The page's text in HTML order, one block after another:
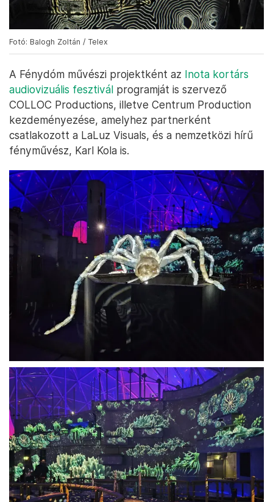
Fotó: Balogh Zoltán / Telex
A Fénydóm művészi projektként az Inota kortárs
audiovizuális fesztivál programját is szervező
COLLOC Productions, illetve Centrum Production
kezdeményezése, amelyhez partnerként
csatlakozott a LaLuz Visuals, és a nemzetközi hírű
fényművész, Karl Kola is.